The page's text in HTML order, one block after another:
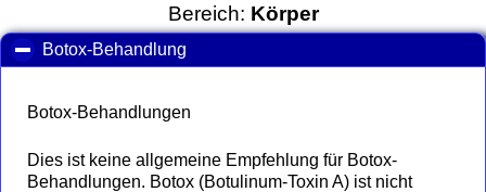
Bereich: Körper
Botox-Behandlung
Botox-Behandlungen
Dies ist keine allgemeine Empfehlung für Botox-
Behandlungen. Botox (Botulinum-Toxin A) ist nicht